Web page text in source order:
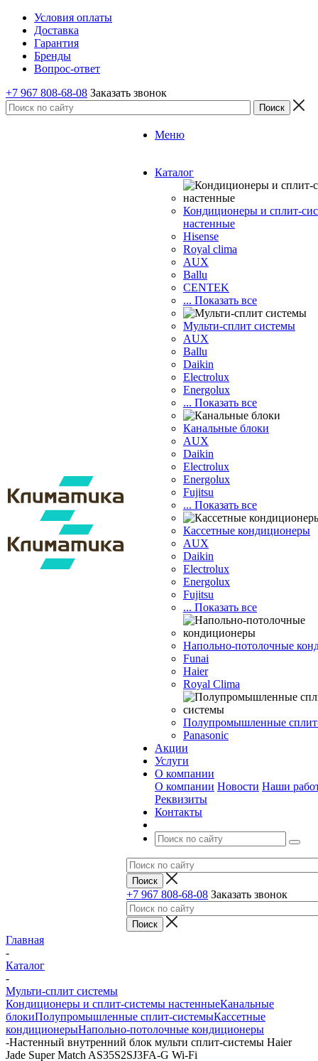
Условия оплаты
Доставка
Гарантия
Бренды
Вопрос-ответ
+7 967 808-68-08 Заказать звонок
Меню
Каталог
Кондиционеры и сплит-
настенные
Hisense
Royal clima
AUX
Ballu
CENTEK
... Показать все
Мульти-сплит системы
AUX
Ballu
Daikin
Electrolux
Energolux
... Показать все
Канальные блоки
AUX
Dаikin
Electrolux
Energolux
Fujitsu
... Показать все
Кассетные кондиционеры
AUX
Daikin
Electrolux
Energolux
Fujitsu
... Показать все
Напольно-потолочные
Funai
Haier
Royal Clima
Полупромышленные
Panasonic
Акции
Услуги
О компании
О компании Новости Наши
Реквизиты
Контакты
+7 967 808-68-08 Заказать звонок
Главная
-
Каталог
-
Мульти-сплит системы
Кондиционеры и сплит-системы настенныеКанальные
блокиПолупромышленные сплит-системыКассетные
кондиционерыНапольно-потолочные кондиционеры
-Настенный внутренний блок мульти сплит-системы Haier
Jade Super Match AS35S2SJ3FA-G Wi-Fi